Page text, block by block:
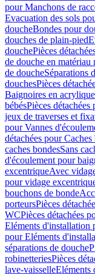
pour Manchons de
Evacuation des sols
doucheBondes pour
douches de plain-pied
douchePièces
de douche en matériau
de doucheSéparations
douchesPièces
Baignoires en
bébésPièces
jeux de traverses et
pour Vannes
détachées pour Caches
caches bondesSans
d'écoulement pour
excentriqueAvec
pour vidage
bouchons de bonde
porteursPièces
WCPièces détachées
Eléments d'installation
pour Eléments
séparations de douche
robinetteriesPièces
lave-vaisselleEléments